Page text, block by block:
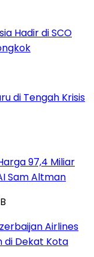
Hadir di SCO
di Tengah Krisis
97,4 Miliar
Sam Altman
Airlines
di Dekat Kota